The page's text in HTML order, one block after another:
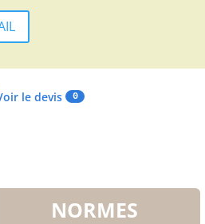
le devis 0
NORMES